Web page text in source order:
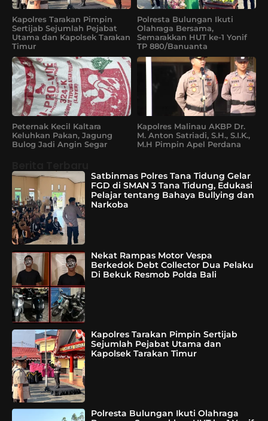
Kapolres Tarakan Pimpin
Sertijab Sejumlah Pejabat
Utama dan Kapolsek Tarakan
Timur
Polresta Bulungan Ikuti
Olahraga Bersama,
Semarakkan HUT ke-1 Yonif
TP 880/Banuanta
Peternak Kecil Kaltara
Keluhkan Pakan, Jagung
Bulog Jadi Angin Segar
Kapolres Malinau AKBP Dr.
M. Anton Satriadi, S.H., S.I.K.,
M.H Pimpin Apel Perdana
Satbinmas Polres Tana Tidung Gelar
FGD di SMAN 3 Tana Tidung, Edukasi
Pelajar tentang Bahaya Bullying dan
Narkoba
Nekat Rampas Motor Vespa
Berkedok Debt Collector Dua Pelaku
Di Bekuk Resmob Polda Bali
Kapolres Tarakan Pimpin Sertijab
Sejumlah Pejabat Utama dan
Kapolsek Tarakan Timur
Polresta Bulungan Ikuti Olahraga